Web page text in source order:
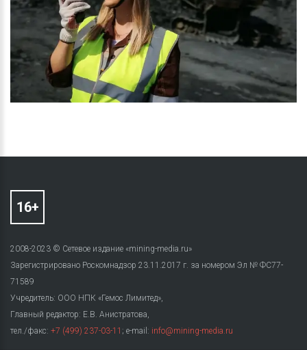
2008-2023 © Сетевое издание «mining-media.ru»
Зарегистрировано Роскомнадзор 23.11.2017 г. за номером Эл № ФС77-
71589
Учредитель: ООО НПК «Гемос Лимитед»,
Главный редактор: Е.В. Анистратова,
тел./факс: +7 (499) 237-03-11 ; e-mail: info@mining-media.ru